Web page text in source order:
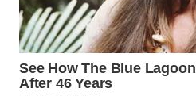
e eficiência no uso
A adaptação exige atenção
demais a saída de ar nem
como panos, papel-toalha ou